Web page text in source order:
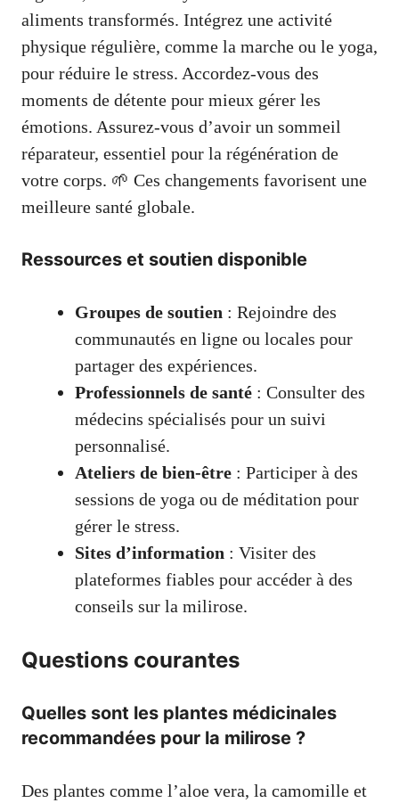
aliments transformés. Intégrez une activité
physique régulière, comme la marche ou le yoga,
pour réduire le stress. Accordez-vous des
moments de détente pour mieux gérer les
émotions. Assurez-vous d’avoir un sommeil
réparateur, essentiel pour la régénération de
votre corps. 🌱 Ces changements favorisent une
meilleure santé globale.
Ressources et soutien disponible
Groupes de soutien : Rejoindre des
communautés en ligne ou locales pour
partager des expériences.
Professionnels de santé : Consulter des
médecins spécialisés pour un suivi
personnalisé.
Ateliers de bien-être : Participer à des
sessions de yoga ou de méditation pour
gérer le stress.
Sites d’information : Visiter des
plateformes fiables pour accéder à des
conseils sur la milirose.
Questions courantes
Quelles sont les plantes médicinales
recommandées pour la milirose ?
Des plantes comme l’aloe vera, la camomille et